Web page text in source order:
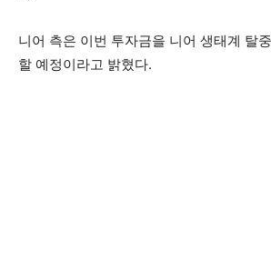
니어 측은 이번 투자금을 니어 생태계 탈
할 예정이라고 밝혔다.